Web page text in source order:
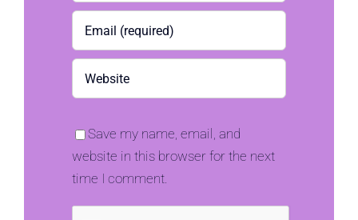
Save my name, email, and
website in this browser for the next
time I comment.